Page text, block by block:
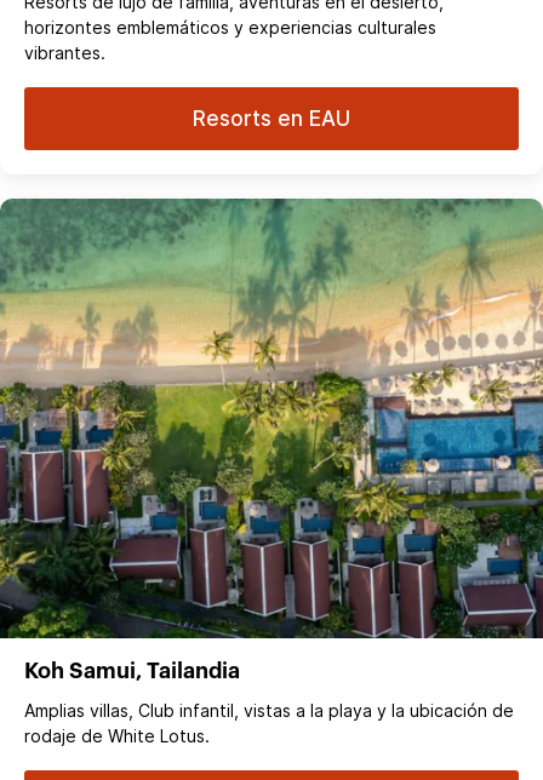
horizontes emblemáticos y experiencias culturales
vibrantes.
Resorts en EAU
Koh Samui, Tailandia
Amplias villas, Club infantil, vistas a la playa y la ubicación de
rodaje de White Lotus.